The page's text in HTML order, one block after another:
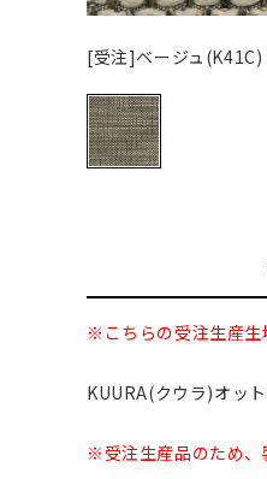
[受注]ベージュ
※こちらの受注生産生
KUURA(クウラ)オッ
※受注生産品のため、